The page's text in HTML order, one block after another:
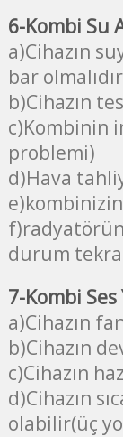
6-Kombi Su
a)Cihazın
bar
b)Cihazın
c)Kombinin
problemi)
d)Hava
f)radyatörün
durum
7-Kombi Ses
a)Cihazın
b)Cihazın
c)Cihazın
d)Cihazın
olabilir(üç